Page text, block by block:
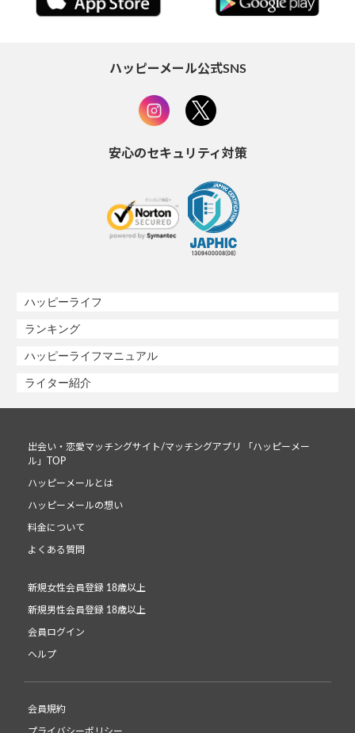
ハッピーメール公式SNS
安心のセキュリティ対策
ハッピーライフ
ランキング
ハッピーライフマニュアル
ライター紹介
出会い・恋愛マッチングサイト/マッチングアプリ 「ハッピーメー
ル」TOP
ハッピーメールとは
ハッピーメールの想い
料金について
よくある質問
新規女性会員登録 18歳以上
新規男性会員登録 18歳以上
会員ログイン
ヘルプ
会員規約